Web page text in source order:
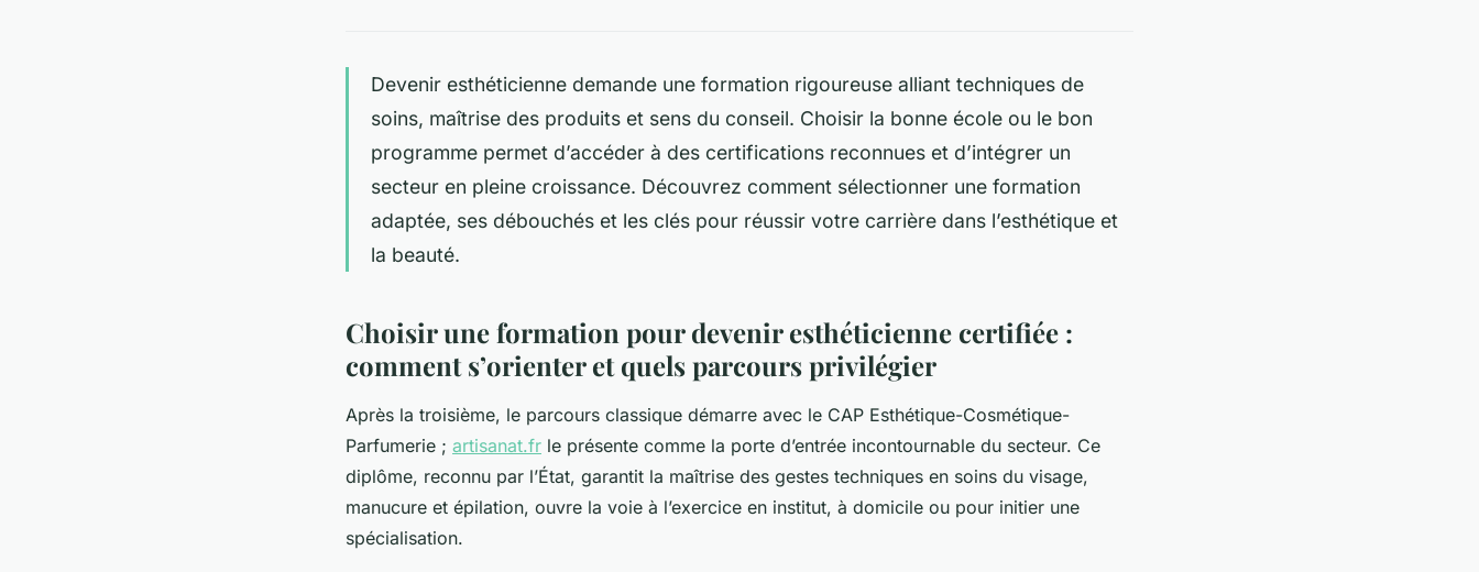
Devenir esthéticienne demande une formation rigoureuse alliant techniques de
soins, maîtrise des produits et sens du conseil. Choisir la bonne école ou le bon
programme permet d’accéder à des certifications reconnues et d’intégrer un
secteur en pleine croissance. Découvrez comment sélectionner une formation
adaptée, ses débouchés et les clés pour réussir votre carrière dans l’esthétique et
la beauté.
Choisir une formation pour devenir esthéticienne certifiée :
comment s’orienter et quels parcours privilégier
Après la troisième, le parcours classique démarre avec le CAP Esthétique-Cosmétique-
Parfumerie ; artisanat.fr le présente comme la porte d’entrée incontournable du secteur. Ce
diplôme, reconnu par l’État, garantit la maîtrise des gestes techniques en soins du visage,
manucure et épilation, ouvre la voie à l’exercice en institut, à domicile ou pour initier une
spécialisation.